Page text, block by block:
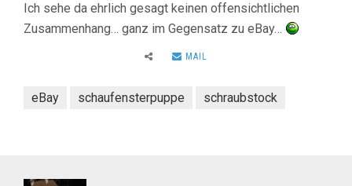
Ich sehe da ehrlich gesagt keinen offensichtlichen
Zusammenhang… ganz im Gegensatz zu eBay…
MAIL
eBay schaufensterpuppe schraubstock